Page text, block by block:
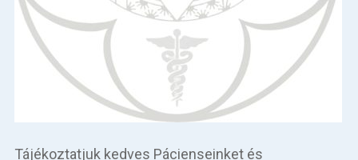
Tájékoztatjuk kedves Pácienseinket és